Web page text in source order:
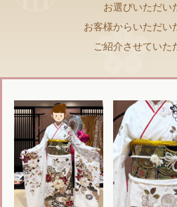
お選びいただい
お客様からいただい
ご紹介させていた